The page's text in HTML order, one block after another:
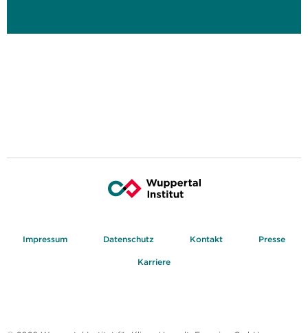
Impressum Datenschutz Kontakt Presse
Karriere